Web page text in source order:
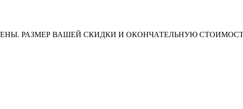
РАЗМЕР ВАШЕЙ СКИДКИ И ОКОНЧАТЕЛЬНУЮ